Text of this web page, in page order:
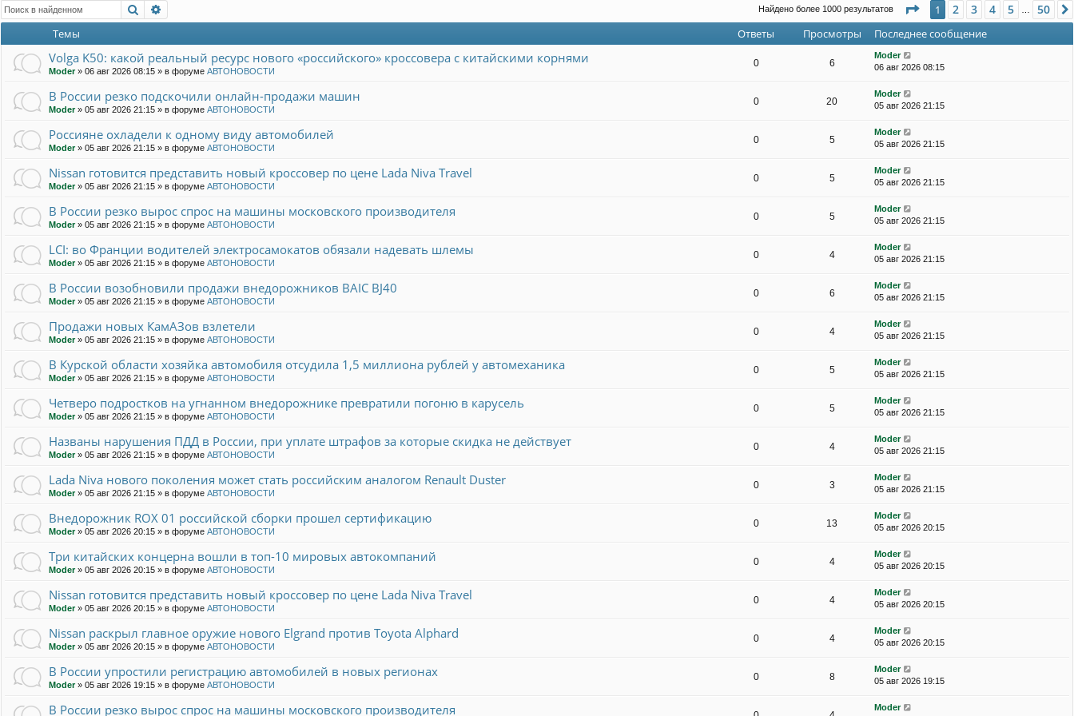
Поиск Найдено более 1000 результатов Страница из 50
1 2 3 4 5 … 50
Темы Ответы Просмотры Последнее сообщение
Volga K50: какой реальный ресурс нового «российского» кроссовера с китайскими корнями
Moder» 06 авг 2026 08:15 » в форуме АВТОНОВОСТИ
0 6
Moder
06 авг 2026 08:15
В России резко подскочили онлайн-продажи машин
Moder» 05 авг 2026 21:15 » в форуме АВТОНОВОСТИ
0 20
Moder
05 авг 2026 21:15
Россияне охладели к одному виду автомобилей
Moder» 05 авг 2026 21:15 » в форуме АВТОНОВОСТИ
0 5
Moder
05 авг 2026 21:15
Nissan готовится представить новый кроссовер по цене Lada Niva Travel
Moder» 05 авг 2026 21:15 » в форуме АВТОНОВОСТИ
0 5
Moder
05 авг 2026 21:15
В России резко вырос спрос на машины московского производителя
Moder» 05 авг 2026 21:15 » в форуме АВТОНОВОСТИ
0 5
Moder
05 авг 2026 21:15
LCI: во Франции водителей электросамокатов обязали надевать шлемы
Moder» 05 авг 2026 21:15 » в форуме АВТОНОВОСТИ
0 4
Moder
05 авг 2026 21:15
В России возобновили продажи внедорожников BAIC BJ40
Moder» 05 авг 2026 21:15 » в форуме АВТОНОВОСТИ
0 6
Moder
05 авг 2026 21:15
Продажи новых КамАЗов взлетели
Moder» 05 авг 2026 21:15 » в форуме АВТОНОВОСТИ
0 4
Moder
05 авг 2026 21:15
В Курской области хозяйка автомобиля отсудила 1,5 миллиона рублей у автомеханика
Moder» 05 авг 2026 21:15 » в форуме АВТОНОВОСТИ
0 5
Moder
05 авг 2026 21:15
Четверо подростков на угнанном внедорожнике превратили погоню в карусель
Moder» 05 авг 2026 21:15 » в форуме АВТОНОВОСТИ
0 5
Moder
05 авг 2026 21:15
Названы нарушения ПДД в России, при уплате штрафов за которые скидка не действует
Moder» 05 авг 2026 21:15 » в форуме АВТОНОВОСТИ
0 4
Moder
05 авг 2026 21:15
Lada Niva нового поколения может стать российским аналогом Renault Duster
Moder» 05 авг 2026 21:15 » в форуме АВТОНОВОСТИ
0 3
Moder
05 авг 2026 21:15
Внедорожник ROX 01 российской сборки прошел сертификацию
Moder» 05 авг 2026 20:15 » в форуме АВТОНОВОСТИ
0 13
Moder
05 авг 2026 20:15
Три китайских концерна вошли в топ-10 мировых автокомпаний
Moder» 05 авг 2026 20:15 » в форуме АВТОНОВОСТИ
0 4
Moder
05 авг 2026 20:15
Nissan готовится представить новый кроссовер по цене Lada Niva Travel
Moder» 05 авг 2026 20:15 » в форуме АВТОНОВОСТИ
0 4
Moder
05 авг 2026 20:15
Nissan раскрыл главное оружие нового Elgrand против Toyota Alphard
Moder» 05 авг 2026 20:15 » в форуме АВТОНОВОСТИ
0 4
Moder
05 авг 2026 20:15
В России упростили регистрацию автомобилей в новых регионах
Moder» 05 авг 2026 19:15 » в форуме АВТОНОВОСТИ
0 8
Moder
05 авг 2026 19:15
В России резко вырос спрос на машины московского производителя
Moder